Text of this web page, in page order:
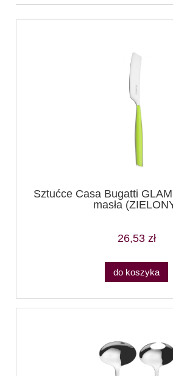
Sztućce Casa Bugatti
masła
26,53 zł
do koszyka